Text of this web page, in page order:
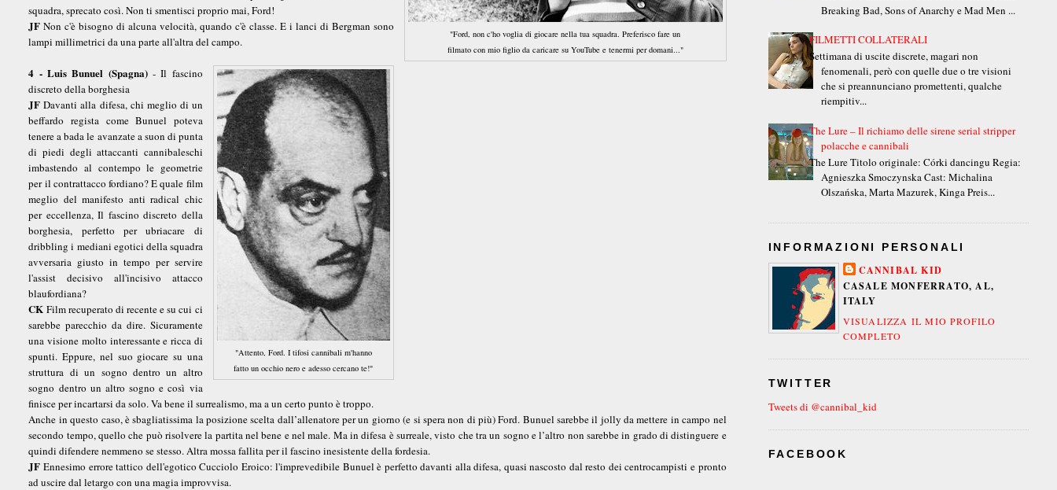
"Ford, non c'ho voglia di giocare nella tua squadra. Preferisco fare un
filmato con mio figlio da caricare su YouTube e tenermi per domani..."
squadra, sprecato così. Non ti smentisci proprio mai, Ford!
JF Non c'è bisogno di alcuna velocità, quando c'è classe. E i lanci di Bergman sono
lampi millimetrici da una parte all'altra del campo.
"Attento, Ford. I tifosi cannibali m'hanno
fatto un occhio nero e adesso cercano te!"
4 - Luis Bunuel (Spagna)- Il fascino
discreto della borghesia
JF Davanti alla difesa, chi meglio di un
beffardo regista come Bunuel poteva
tenere a bada le avanzate a suon di punta
di piedi degli attaccanti cannibaleschi
imbastendo al contempo le geometrie
per il contrattacco fordiano? E quale film
meglio del manifesto anti radical chic
per eccellenza, Il fascino discreto della
borghesia, perfetto per ubriacare di
dribbling i mediani egotici della squadra
avversaria giusto in tempo per servire
l'assist decisivo all'incisivo attacco
blaufordiana?
CK Film recuperato di recente e su cui ci
sarebbe parecchio da dire. Sicuramente
una visione molto interessante e ricca di
spunti. Eppure, nel suo giocare su una
struttura di un sogno dentro un altro
sogno dentro un altro sogno e così via
finisce per incartarsi da solo. Va bene il surrealismo, ma a un certo punto è troppo.
Anche in questo caso, è sbagliatissima la posizione scelta dall’allenatore per un giorno (e si spera non di più) Ford. Bunuel sarebbe il jolly da mettere in campo nel
secondo tempo, quello che può risolvere la partita nel bene e nel male. Ma in difesa è surreale, visto che tra un sogno e l’altro non sarebbe in grado di distinguere e
quindi difendere nemmeno se stesso. Altra mossa fallita per il fascino inesistente della fordesia.
JF Ennesimo errore tattico dell'egotico Cucciolo Eroico: l'imprevedibile Bunuel è perfetto davanti alla difesa, quasi nascosto dal resto dei centrocampisti e pronto
ad uscire dal letargo con una magia improvvisa.
Breaking Bad, Sons of Anarchy e Mad Men ...
FILMETTI COLLATERALI
Settimana di uscite discrete, magari non
fenomenali, però con quelle due o tre visioni
che si preannunciano promettenti, qualche
riempitiv...
The Lure – Il richiamo delle sirene serial stripper
polacche e cannibali
The Lure Titolo originale: Córki dancingu Regia:
Agnieszka Smoczynska Cast: Michalina
Olszańska, Marta Mazurek, Kinga Preis...
INFORMAZIONI PERSONALI
CANNIBAL KID
CASALE MONFERRATO, AL,
ITALY
VISUALIZZA IL MIO PROFILO
COMPLETO
TWITTER
Tweets di @cannibal_kid
FACEBOOK